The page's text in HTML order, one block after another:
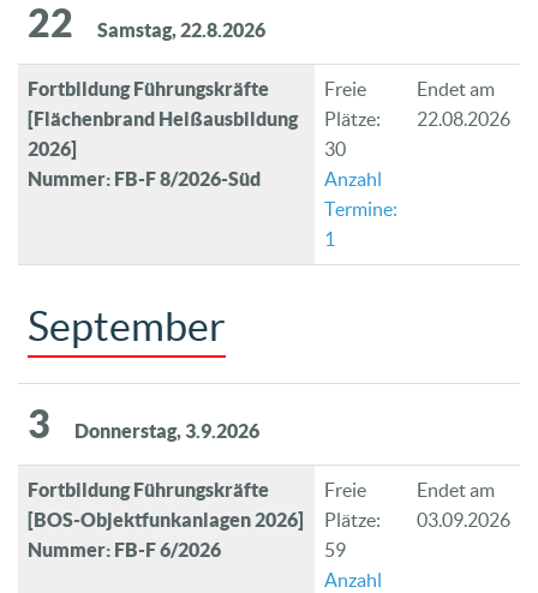
22 Samstag, 22.8.2026
Fortbildung Führungskräfte
[Flächenbrand Heißausbildung
2026]
Nummer: FB-F 8/2026-Süd
Freie
Plätze:
30
Anzahl
Termine:
1
Endet am
22.08.2026
September
3 Donnerstag, 3.9.2026
Fortbildung Führungskräfte
[BOS-Objektfunkanlagen 2026]
Nummer: FB-F 6/2026
Freie
Plätze:
59
Anzahl
Endet am
03.09.2026